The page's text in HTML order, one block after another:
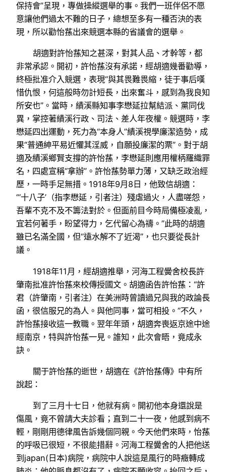
保持會”呈現，專做操縱選舉的事。我們一班伴侶不愿
意讓他們過太不難的日子，總想至多有一種否決的表
現，所以勸怡蓀出來競選本縣的省議會的選舉。
胡適對許怡蓀知之甚深，對其人品、才幹等，都
非常承認。開初，許怡蓀沒有承諾，經胡適幾番勸導，
終極批准介入競選，表現“與其畏難畏縮，徒于事后嘆
惜仇恨，何這般時勿計短長，出來奮斗，感到為我良知
所安也”。當時，績溪縣知事李懋延拉幫結派、黨同伐
異，掌控著績溪行政、司法、差人年夜權。競選時，李
懋延四出運動，死力為“本身人”績溪視學廉潔造勢，成
果“普通紳平易近懼其淫威，自願投廉潔的票”。對于胡
適及績溪鄉賢支撐的許怡蓀，李懋延則應用權柄羅織罪
名，四處宣稱“拿辦”。許怡蓀勢單力薄，又缺乏政治經
歷，一時手足無措。1918年9月8日，他致信胡適：
“‘十八子’（指李懋延，引者注）殘虐過火，人盡嗟怨，
吾輩不克不及不籌法對於。但面前目今時局備極凌亂，
宜若何著手，盼望得力，乞代留心為禱。”此時的胡適
雖已名滿全國，但“遠水解不了近渴”，也只要從長計
議。
1918年11月，經胡適推舉，河海工程黌舍校長許
肇南批准許怡蓀來校傳授國文。胡適函告許怡蓀：“許
君（許肇南，引者注）在美洲時曾讀過兄與我的政論長
函，很信服兄的為人。與他同事，當可相投。”不久，
許怡蓀接收這一教職。翌年年頭，胡適奔喪返京途中途
經南京，特與許怡蓀一見。誰知，此次會晤，竟成永
訣。
關于許怡蓀的逝世，胡適在《許怡蓀傳》中有所
說起：
到了三月十七日，他就有病。開初他本身還說是
傷風，竟不曾請大夫診看；直到二十一夜，他感到病不
輕，剛剛用德律風告訴幾個同親。今天他們來時，怡蓀
的呼吸已很短，不很能措辭。河海工程黌舍的人把他送
到japan(日本)病院，病院中人說這是風行的時癥轉成